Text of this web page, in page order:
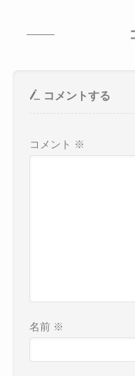
コメントする
コメント ※
名前 ※